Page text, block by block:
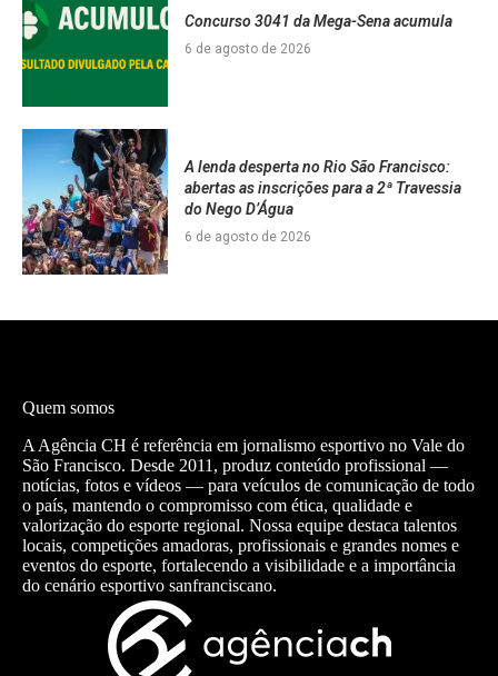
Concurso 3041 da Mega-Sena acumula
6 de agosto de 2026
A lenda desperta no Rio São Francisco:
abertas as inscrições para a 2ª Travessia
do Nego D’Água
6 de agosto de 2026
Quem somos
A Agência CH é referência em jornalismo esportivo no Vale do
São Francisco. Desde 2011, produz conteúdo profissional —
notícias, fotos e vídeos — para veículos de comunicação de todo
o país, mantendo o compromisso com ética, qualidade e
valorização do esporte regional. Nossa equipe destaca talentos
locais, competições amadoras, profissionais e grandes nomes e
eventos do esporte, fortalecendo a visibilidade e a importância
do cenário esportivo sanfranciscano.